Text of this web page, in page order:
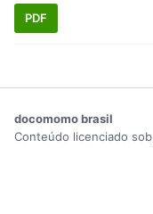
PDF
docomomo brasil
Conteúdo licenciado sob